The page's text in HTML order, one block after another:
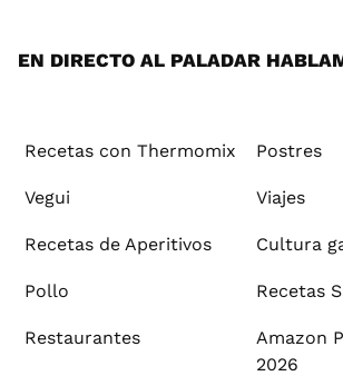
EN DIRECTO AL PALADAR
Recetas con Thermomix Postres
Vegui Viajes
Recetas de Aperitivos Cultura
Pollo Recetas
Restaurantes
Amazon
2026